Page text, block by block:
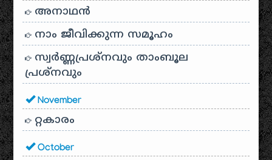
അനാഥന്‍
നാം ജീവിക്കുന്ന സമൂഹം
സ്വര്‍ണ്ണപ്രശ്‌നവും താംബൂല
പ്രശ്‌നവും
November
റ്റകാരം
October